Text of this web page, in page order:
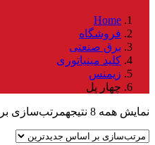
Home
فروشگاه
برق صنعتی
کلید مینیاتوری
زیمنس
چهار پل
نمایش همه 8 نتیجه مرتب‌سازی